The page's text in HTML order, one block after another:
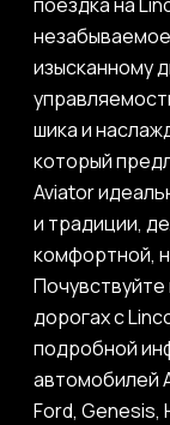
изысканному
шика и
который
Aviator
и традиции,
комфортной,
дорогах с
подробной
автомобилей
Ford, Genesis,